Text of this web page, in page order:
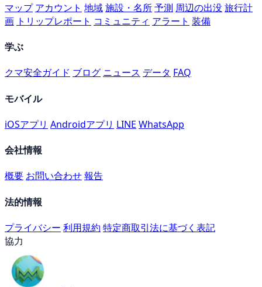
マップ アカウント 地域施設・名所予測 周辺の出没旅行計
画 トリップレポート コミュニティ アラート 装備
学ぶ
クマ安全ガイド ブログ ニュース データ FAQ
モバイル
iOSアプリ Androidアプリ LINE WhatsApp
会社情報
概要 お問い合わせ報告
法的情報
プライバシー 利用規約 特定商取引法に基づく表記
協力